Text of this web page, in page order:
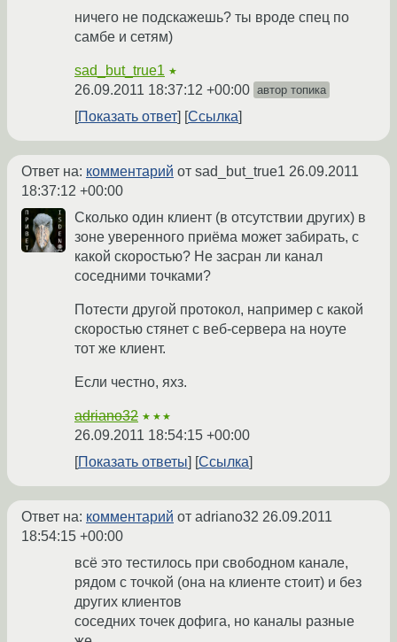
ничего не подскажешь? ты вроде спец по
самбе и сетям)
sad_but_true1 ★
26.09.2011 18:37:12 +00:00 автор топика
Показать ответ Ссылка
Ответ на: комментарий от sad_but_true1 26.09.2011
18:37:12 +00:00
Сколько один клиент (в отсутствии других) в
зоне уверенного приёма может забирать, с
какой скоростью? Не засран ли канал
соседними точками?
Потести другой протокол, например с какой
скоростью стянет с веб-сервера на ноуте
тот же клиент.
Если честно, яхз.
adriano32 ★★★
26.09.2011 18:54:15 +00:00
Показать ответы
Ссылка
Ответ на: комментарий от adriano32 26.09.2011
18:54:15 +00:00
всё это тестилось при свободном канале,
рядом с точкой (она на клиенте стоит) и без
других клиентов
соседних точек дофига, но каналы разные